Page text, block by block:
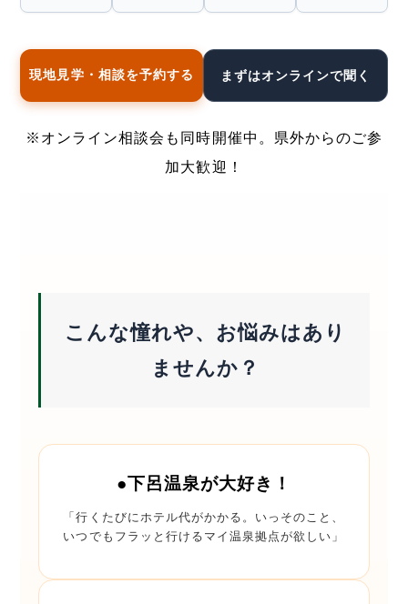
現地見学・相談を予約する まずはオンラインで聞く
※オンライン相談会も同時開催中。県外からのご参
加大歓迎！
こんな憧れや、お悩みはあり
ませんか？
●下呂温泉が大好き！
「行くたびにホテル代がかかる。いっそのこと、
いつでもフラッと行けるマイ温泉拠点が欲しい」